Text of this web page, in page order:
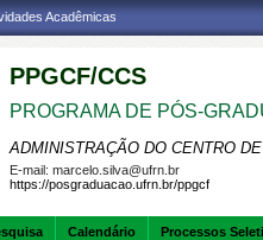
Acadêmicas
PPGCF/CCS
PROGRAMA DE PÓS-
ADMINISTRAÇÃO DO CENTRO
E-mail: marcelo.silva@ufrn.br
https://posgraduacao.ufrn.br/ppgcf
Calendário Processos